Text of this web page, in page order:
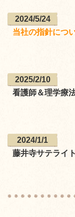
2024/5/24
当社の指針につ
2025/2/10
看護師＆理学療
2024/1/1
藤井寺サテライ